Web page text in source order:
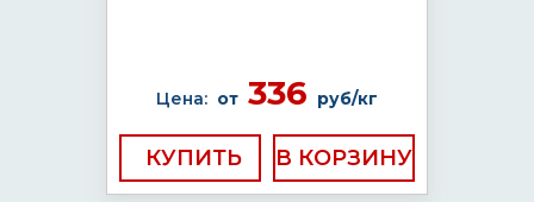
Цена: от 336 руб/кг
КУПИТЬ